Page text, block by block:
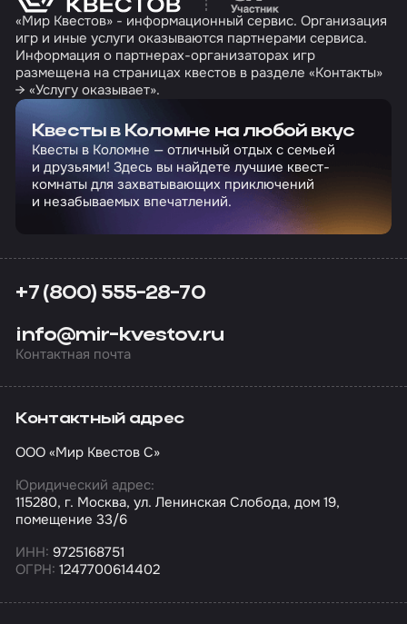
«Мир Квестов» - информационный сервис. Организация
игр и иные услуги оказываются партнерами сервиса.
Информация о партнерах-организаторах игр
размещена на страницах квестов в разделе «Контакты»
→ «Услугу оказывает».
Квесты в Коломне на любой вкус
Квесты в Коломне — отличный отдых с семьей
и друзьями! Здесь вы найдете лучшие квест-
комнаты для захватывающих приключений
и незабываемых впечатлений.
+7 (800) 555-28-70
info@mir-kvestov.ru
Контактная почта
Контактный адрес
ООО «Мир Квестов С»
Юридический адрес:
115280, г. Москва, ул. Ленинская Слобода, дом 19,
помещение 33/6
ИНН: 9725168751
ОГРН: 1247700614402